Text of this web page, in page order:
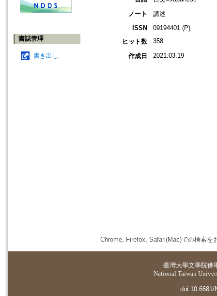
書誌管理
書き出し
ノート
講述
ISSN
09194401 (P)
ヒット数
358
作成日 2021.03.19
Chrome, Firefox, Safari(Mac)での検索を
臺灣大學文學院佛
National Taiwan
doi:10.6681/